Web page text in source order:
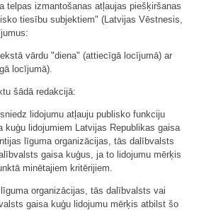
telpas izmantošanas atļaujas piešķiršanas
tiesību subjektiem" (Latvijas Vēstnesis,
vārdu "diena" (attiecīgā locījumā) ar
locījumā).
šādā redakcijā:
lidojumu atļauju publisko funkciju
kuģu lidojumiem Latvijas Republikas gaisa
līguma organizācijas, tās dalībvalsts
gaisa kuģus, ja to lidojumu mērķis
minētajiem kritērijiem.
organizācijas, tās dalībvalsts vai
gaisa kuģu lidojumu mērķis atbilst šo